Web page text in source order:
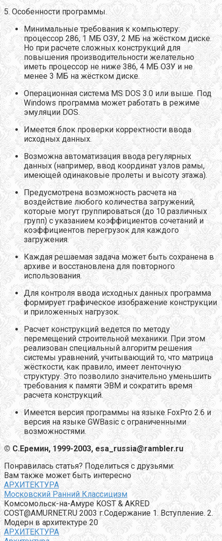
5. Особенности программы.
Минимальные требования к компьютеру:
процессор 286, 1 МБ ОЗУ, 2 МБ на жёстком диске.
Но при расчете сложных конструкций для
повышения производительности желательно
иметь процессор не ниже 386, 4 МБ ОЗУ и не
менее 3 МБ на жёстком диске.
Операционная система MS DOS 3.0 или выше. Под
Windows программа может работать в режиме
эмуляции DOS.
Имеется блок проверки корректности ввода
исходных данных.
Возможна автоматизация ввода регулярных
данных (например, ввод координат узлов рамы,
имеющей одинаковые пролеты и высоту этажа).
Предусмотрена возможность расчета на
воздействие любого количества загружений,
которые могут группироваться (до 10 различных
групп) с указанием коэффициентов сочетаний и
коэффициентов перегрузок для каждого
загружения.
Каждая решаемая задача может быть сохранена в
архиве и восстановлена для повторного
использования.
Для контроля ввода исходных данных программа
формирует графическое изображение конструкции
и приложенных нагрузок.
Расчет конструкций ведется по методу
перемещений строительной механики. При этом
реализован специальный алгоритм решения
системы уравнений, учитывающий то, что матрица
жёсткости, как правило, имеет ленточную
структуру. Это позволило значительно уменьшить
требования к памяти ЭВМ и сократить время
расчета конструкций.
Имеется версия программы на языке FoxPro 2.6 и
версия на языке GWBasic с ограниченными
возможностями.
© С.Еремин, 1999-2003, esa_russia@rambler.ru
Понравилась статья? Поделиться с друзьями:
Вам также может быть интересно
АРХИТЕКТУРА
Московский Ранний Классицизм
Комсомольск-на-Амуре KOST & AKRED
COST@AMURNET.RU 2003 г.Содержание 1. Вступление. 2.
Модерн в архитектуре 20
АРХИТЕКТУРА